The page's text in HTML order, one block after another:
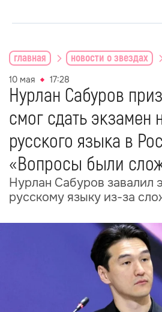
главная новости о звездах
10 мая 17:28
Нурлан Сабуров
смог сдать экзамен
русского языка в
«Вопросы были
Нурлан Сабуров завалил
русскому языку из-за